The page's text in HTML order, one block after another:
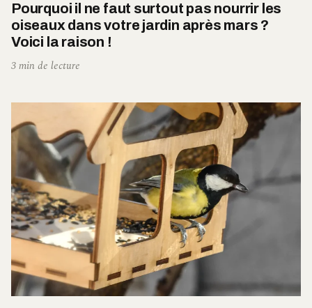
Pourquoi il ne faut surtout pas nourrir les
oiseaux dans votre jardin après mars ?
Voici la raison !
3 min de lecture